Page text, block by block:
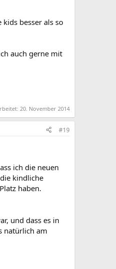
besser als so
auch gerne mit
20. November 2014
#19
ich die neuen
kindliche
haben.
und dass es in
natürlich am